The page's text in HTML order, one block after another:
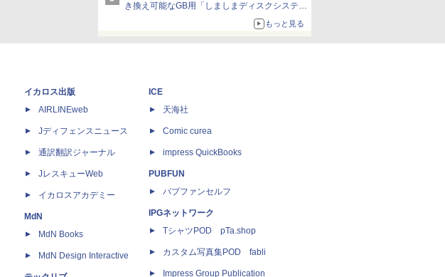
き換え可能なGB用「しましまディスクシステ
もっと見る
イカロス出版
AIRLINEweb
Jディフェンスニュース
通訳翻訳ジャーナル
JレスキューWeb
イカロスアカデミー
MdN
MdN Books
MdN Design Interactive
ICE
天海社
Comic curea
impress QuickBooks
PUBFUN
パブファンセルフ
IPGネットワーク
TシャツPOD pTa.shop
カスタム写真集POD fabli
Impress Group Publication